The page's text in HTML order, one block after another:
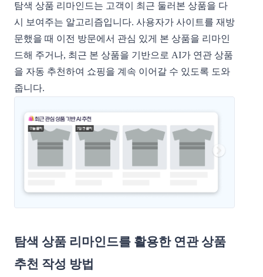
탐색 상품 리마인드는 고객이 최근 둘러본 상품을 다
시 보여주는 알고리즘입니다. 사용자가 사이트를 재방
문했을 때 이전 방문에서 관심 있게 본 상품을 리마인
드해 주거나, 최근 본 상품을 기반으로 AI가 연관 상품
을 자동 추천하여 쇼핑을 계속 이어갈 수 있도록 도와
줍니다.
탐색 상품 리마인드를 활용한 연관 상품
추천 작성 방법